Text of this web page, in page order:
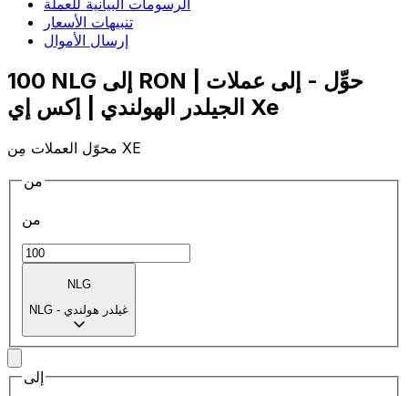
الرسومات البيانية للعملة
تنبيهات الأسعار
إرسال الأموال
100 NLG إلى RON | حوِّل - إلى عملات
الجيلدر الهولندي | إكس إي Xe
محوّل العملات مِن XE
من
من
NLG
NLG - غيلدر هولندي
إلى